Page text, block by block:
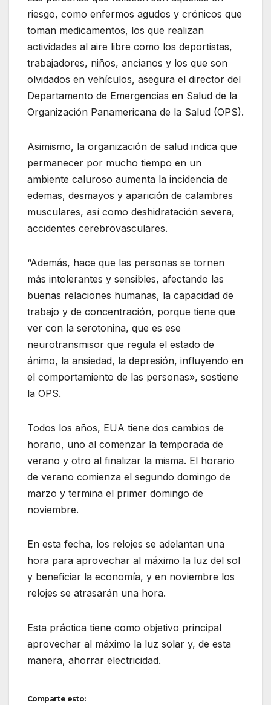
riesgo, como enfermos agudos y crónicos que
toman medicamentos, los que realizan
actividades al aire libre como los deportistas,
trabajadores, niños, ancianos y los que son
olvidados en vehículos, asegura el director del
Departamento de Emergencias en Salud de la
Organización Panamericana de la Salud (OPS).
Asimismo, la organización de salud indica que
permanecer por mucho tiempo en un
ambiente caluroso aumenta la incidencia de
edemas, desmayos y aparición de calambres
musculares, así como deshidratación severa,
accidentes cerebrovasculares.
“Además, hace que las personas se tornen
más intolerantes y sensibles, afectando las
buenas relaciones humanas, la capacidad de
trabajo y de concentración, porque tiene que
ver con la serotonina, que es ese
neurotransmisor que regula el estado de
ánimo, la ansiedad, la depresión, influyendo en
el comportamiento de las personas», sostiene
la OPS.
Todos los años, EUA tiene dos cambios de
horario, uno al comenzar la temporada de
verano y otro al finalizar la misma. El horario
de verano comienza el segundo domingo de
marzo y termina el primer domingo de
noviembre.
En esta fecha, los relojes se adelantan una
hora para aprovechar al máximo la luz del sol
y beneficiar la economía, y en noviembre los
relojes se atrasarán una hora.
Esta práctica tiene como objetivo principal
aprovechar al máximo la luz solar y, de esta
manera, ahorrar electricidad.
Comparte esto: